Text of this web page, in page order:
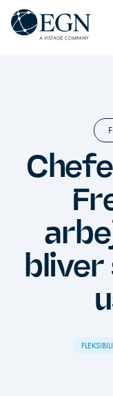
Spring til indhold
Executives' Global
bliver